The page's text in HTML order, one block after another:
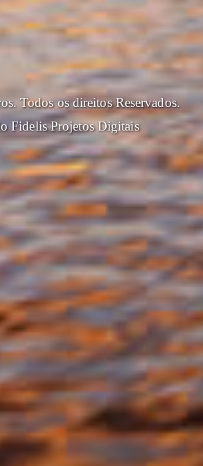
Todos os direitos Reservados.
Fidelis Projetos Digitais